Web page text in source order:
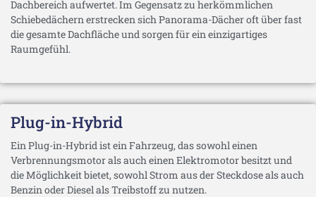
Dachbereich aufwertet. Im Gegensatz zu herkömmlichen
Schiebedächern erstrecken sich Panorama-Dächer oft über fast
die gesamte Dachfläche und sorgen für ein einzigartiges
Raumgefühl.
Plug-in-Hybrid
Ein Plug-in-Hybrid ist ein Fahrzeug, das sowohl einen
Verbrennungsmotor als auch einen Elektromotor besitzt und
die Möglichkeit bietet, sowohl Strom aus der Steckdose als auch
Benzin oder Diesel als Treibstoff zu nutzen.